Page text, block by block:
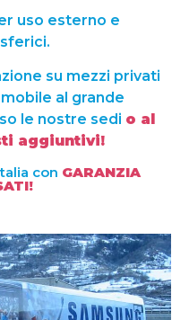
uso esterno e
su mezzi privati
al grande
le nostre sedi o al
aggiuntivi!
con GARANZIA